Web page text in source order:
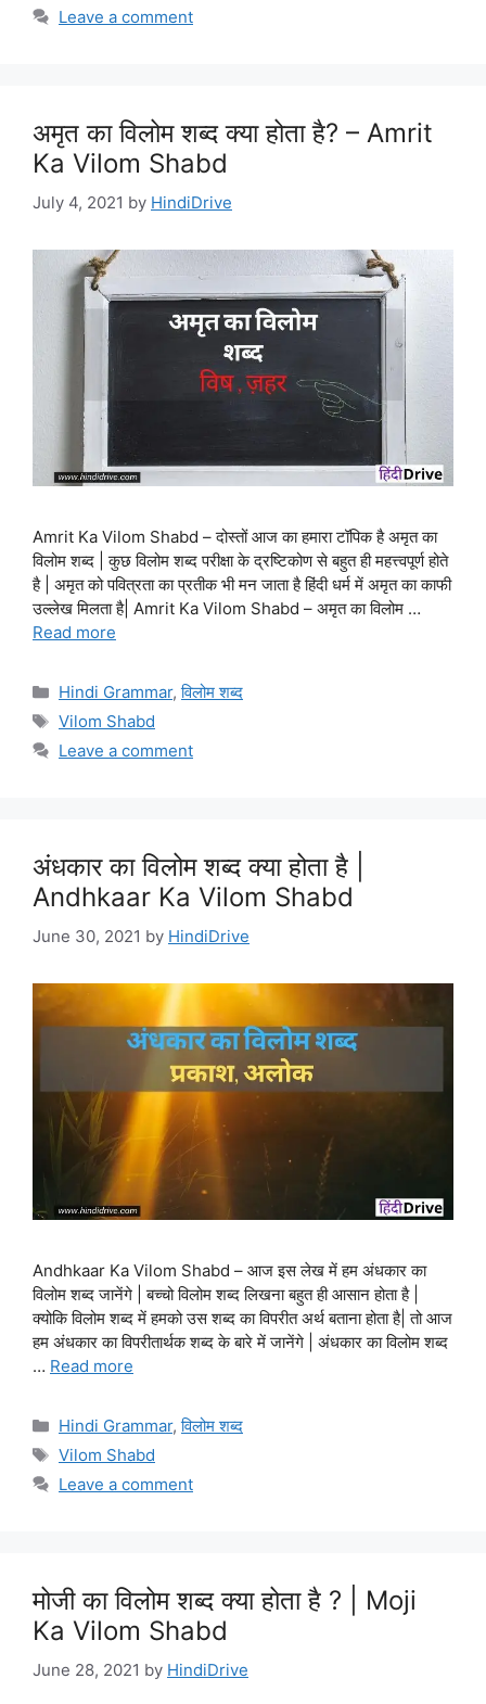
Leave a comment
अमृत का विलोम शब्द क्या होता है? – Amrit
Ka Vilom Shabd
July 4, 2021 by HindiDrive
Amrit Ka Vilom Shabd – दोस्तों आज का हमारा टॉपिक है अमृत का
विलोम शब्द | कुछ विलोम शब्द परीक्षा के द्रष्टिकोण से बहुत ही महत्त्वपूर्ण होते
है | अमृत को पवित्रता का प्रतीक भी मन जाता है हिंदी धर्म में अमृत का काफी
उल्लेख मिलता है| Amrit Ka Vilom Shabd – अमृत का विलोम …
Read more
Categories
Hindi Grammar,विलोम शब्द
Tags
Vilom Shabd
Leave a comment
अंधकार का विलोम शब्द क्या होता है |
Andhkaar Ka Vilom Shabd
June 30, 2021 by HindiDrive
Andhkaar Ka Vilom Shabd – आज इस लेख में हम अंधकार का
विलोम शब्द जानेंगे | बच्चो विलोम शब्द लिखना बहुत ही आसान होता है |
क्योकि विलोम शब्द में हमको उस शब्द का विपरीत अर्थ बताना होता है| तो आज
हम अंधकार का विपरीतार्थक शब्द के बारे में जानेंगे | अंधकार का विलोम शब्द
… Read more
Categories
Hindi Grammar,विलोम शब्द
Tags
Vilom Shabd
Leave a comment
मोजी का विलोम शब्द क्या होता है ? | Moji
Ka Vilom Shabd
June 28, 2021 by HindiDrive